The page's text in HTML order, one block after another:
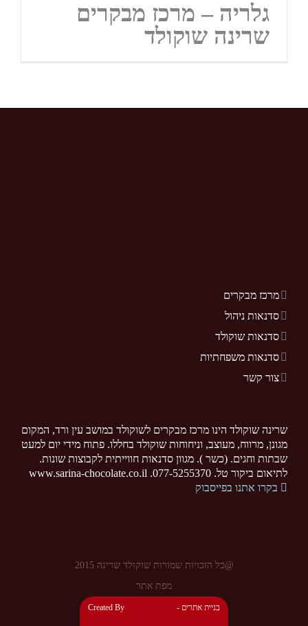
גלריה – מרכז מבקרים
שרינה שוקולד
מרכז מבקרים
סדנאות ניהול
סדנאות שוקולד
סדנאות משפחתיות
צור קשר
שרינה שוקולד הינו מרכז מבקרים לשוקולד במושב עין ורד, המקום
מגונן, מרווח, מעוצב, וניחוחות שוקולד בחללו. פתוח מידי יום למעט
שבתות וחגים. (כשר ). מגוון סדנאות חווייתית לקבוצות שונות.
לתיאום ביקור טל. 077-5255370. www.sarina-chocolate.co.il
בקרו אתנו בפייסבוק
@כל הזכויות שמורות שוקולד שרינה 2015
מפת אתר
Created By - בניית אתרים